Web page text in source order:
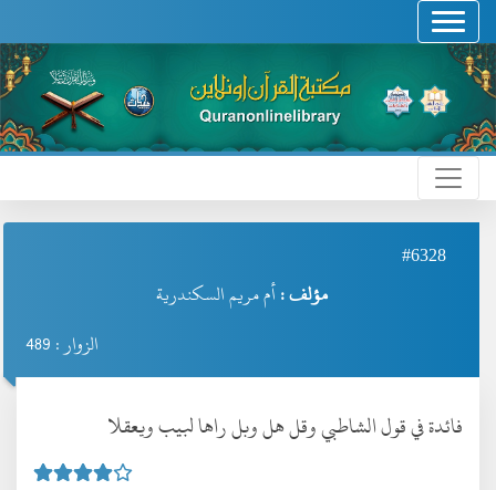
#6328
مؤلف :أم مريم السكندرية
الزوار : 489
فائدة في قول الشاطبي وقل هل وبل راها لبيب ويعقلا